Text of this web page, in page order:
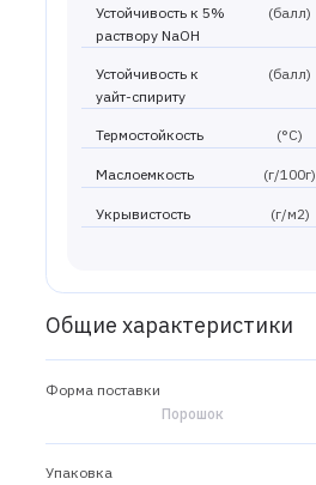
Устойчивость к 5%
раствору NaOH
(балл)
Устойчивость к
уайт-спириту
(балл)
Термостойкость (°С)
Маслоемкость (г/100г)
Укрывистость (г/м2)
Общие характеристики
Форма поставки
Порошок
Упаковка